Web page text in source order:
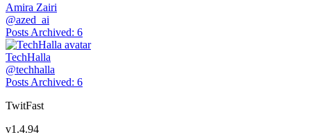
Amira Zairi
@azed_ai
Posts Archived: 6
TechHalla
@techhalla
Posts Archived: 6
TwitFast
v1.4.94